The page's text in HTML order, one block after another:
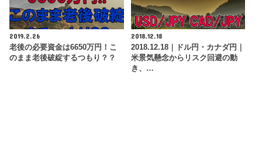
2019.2.26
老後の必要資金は6650万円！こ
のまま老後破綻するつもり？？
2018.12.18
2018.12.18｜ドル円・カナダ円｜
米景気懸念からリスク回避の動
き、…